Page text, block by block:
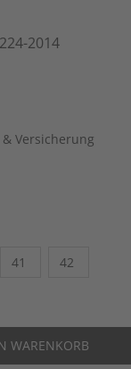
2014
Versicherung
41 42
WARENKORB